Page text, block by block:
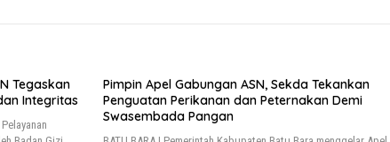
Tegaskan
Integritas
Pimpin Apel Gabungan ASN, Sekda Tekankan
Penguatan Perikanan dan Peternakan Demi
Swasembada Pangan